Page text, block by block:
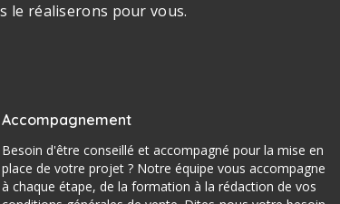
le réaliserons pour vous.
Accompagnement
Besoin d'être conseillé et accompagné pour la mise en
place de votre projet ? Notre équipe vous accompagne
à chaque étape, de la formation à la rédaction de vos